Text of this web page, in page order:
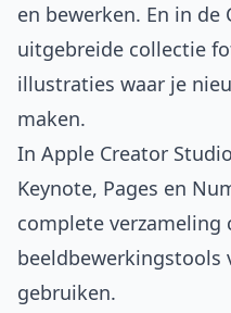
en bewerken. En in
uitgebreide collectie
illustraties waar je
maken.
In Apple Creator
Keynote, Pages en
complete verzameling
beeldbewerkingstools
gebruiken.